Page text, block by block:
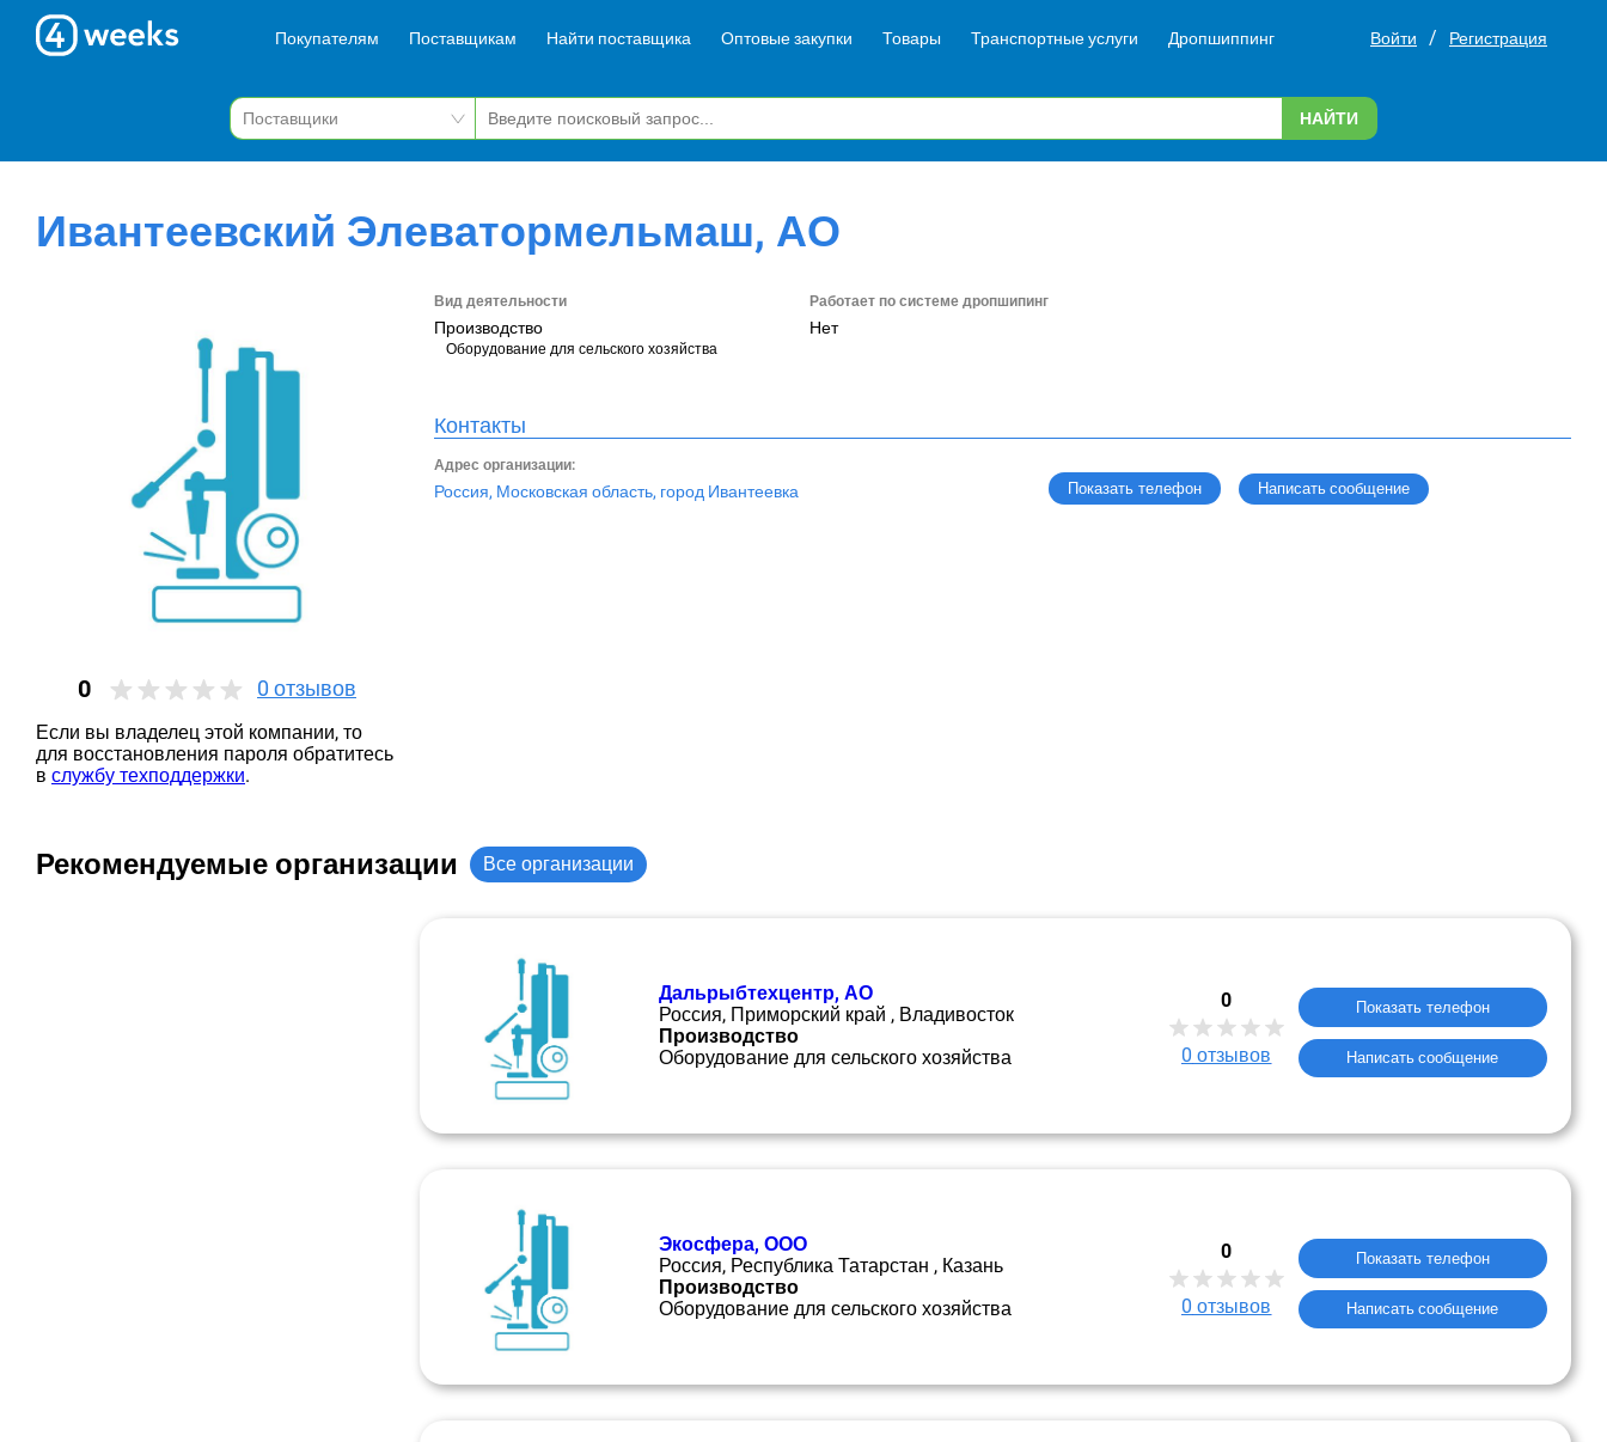
Покупателям Поставщикам Найти поставщика Оптовые закупки Товары Транспортные услуги Дропшиппинг Войти / Регистрация
НАЙТИ
Ивантеевский Элеватормельмаш, АО
0 0 отзывов
Если вы владелец этой компании, то
для восстановления пароля обратитесь
в службу техподдержки.
Вид деятельности
Производство
Оборудование для сельского хозяйства
Работает по системе дропшипинг
Нет
Контакты
Адрес организации:
Россия, Московская область, город Ивантеевка Показать телефон Написать сообщение
Рекомендуемые организации Все организации
Дальрыбтехцентр, АО
Россия, Приморский край , Владивосток
Производство
Оборудование для сельского хозяйства
0
0 отзывов
Показать телефон
Написать сообщение
Экосфера, ООО
Россия, Республика Татарстан , Казань
Производство
Оборудование для сельского хозяйства
0
0 отзывов
Показать телефон
Написать сообщение